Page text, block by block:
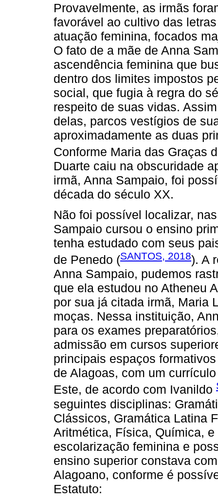
Provavelmente, as irmãs
favorável ao cultivo das
atuação feminina, focados
O fato de a mãe de Anna
ascendência feminina que
dentro dos limites impostos
social, que fugia à regra do
respeito de suas vidas.
delas, parcos vestígios de
aproximadamente as duas
Conforme Maria das Graças
Duarte caiu na obscuridade
irmã, Anna Sampaio, foi
década do século XX.
Não foi possível localizar,
Sampaio cursou o ensino
tenha estudado com seus
de Penedo (SANTOS, 2018). A
Anna Sampaio, pudemos
que ela estudou no Atheneu
por sua já citada irmã, Maria
moças. Nessa instituição,
para os exames
admissão em cursos
principais espaços
de Alagoas, com um
Este, de acordo com Ivanildo
seguintes disciplinas:
Clássicos, Gramática Latina
Aritmética, Física, Química,
escolarização feminina e
ensino superior constava
Alagoano, conforme é
Estatuto: